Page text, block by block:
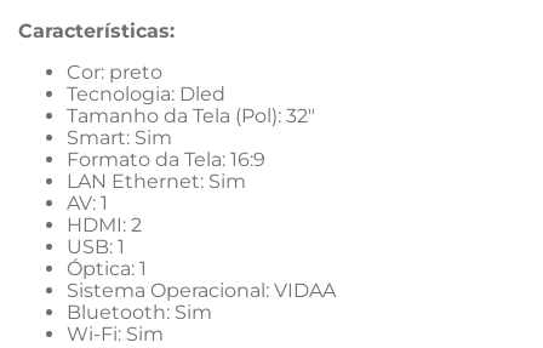
Características:
Cor: preto
Tecnologia: Dled
Tamanho da Tela (Pol): 32"
Smart: Sim
Formato da Tela: 16:9
LAN Ethernet: Sim
AV: 1
HDMI: 2
USB: 1
Óptica: 1
Sistema Operacional: VIDAA
Bluetooth: Sim
Wi-Fi: Sim